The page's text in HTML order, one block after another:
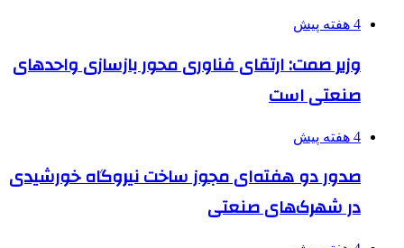
4 هفته پیش
وزیر صمت: ارتقای فناوری محور بازسازی واحدهای
صنعتی است
4 هفته پیش
صدور دو هفته‌ای مجوز ساخت نیروگاه خورشیدی
در شهرک‌های صنعتی